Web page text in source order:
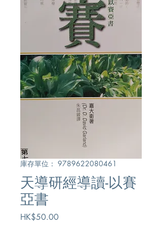
庫存單位： 9789622080461
天導研經導讀-以賽
亞書
HK$50.00價